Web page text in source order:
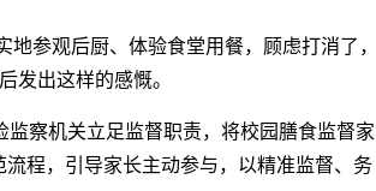
参观后厨、体验食堂用餐，顾虑打消了，
发出这样的感慨。
察机关立足监督职责，将校园膳食监督家
程，引导家长主动参与，以精准监督、务